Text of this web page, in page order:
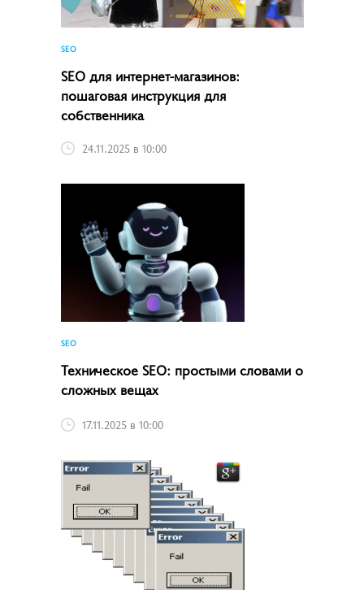
SEO
SEO для интернет-магазинов:
пошаговая инструкция для
собственника
24.11.2025 в 10:00
SEO
Техническое SEO: простыми словами о
сложных вещах
17.11.2025 в 10:00